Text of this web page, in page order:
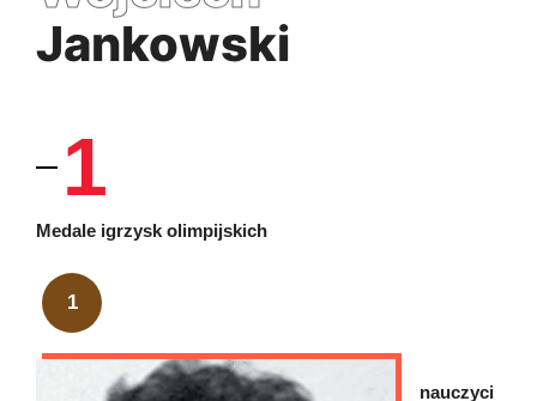
Jankowski
1
Medale igrzysk olimpijskich
1
nauczyci